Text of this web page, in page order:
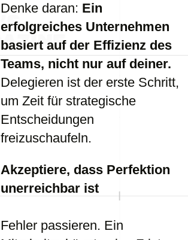
Denke daran: Ein
erfolgreiches Unternehmen
basiert auf der Effizienz des
Teams, nicht nur auf deiner.
Delegieren ist der erste Schritt,
um Zeit für strategische
Entscheidungen
freizuschaufeln.
Akzeptiere, dass Perfektion
unerreichbar ist
Fehler passieren. Ein